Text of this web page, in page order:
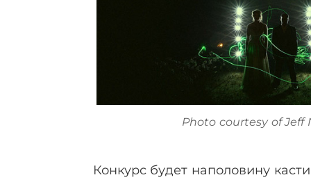
Photo courtesy of Jeff
Конкурс будет наполовину